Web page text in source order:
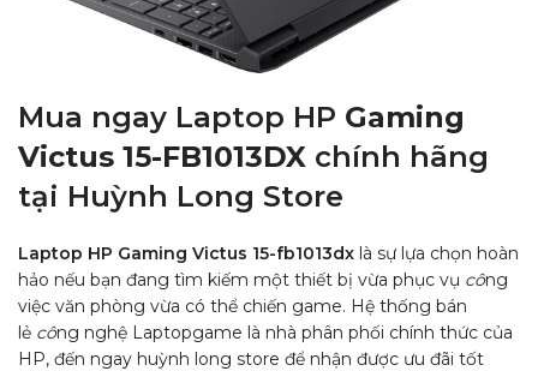
Mua ngay Laptop HP Gaming
Victus 15-FB1013DX chính hãng
tại Huỳnh Long Store
Laptop HP Gaming Victus 15-fb1013dx là sự lựa chọn hoàn
hảo nếu bạn đang tìm kiếm một thiết bị vừa phục vụ công
việc văn phòng vừa có thể chiến game. Hệ thống bán
lẻ công nghệ Laptopgame là nhà phân phối chính thức của
HP, đến ngay huỳnh long store để nhận được ưu đãi tốt